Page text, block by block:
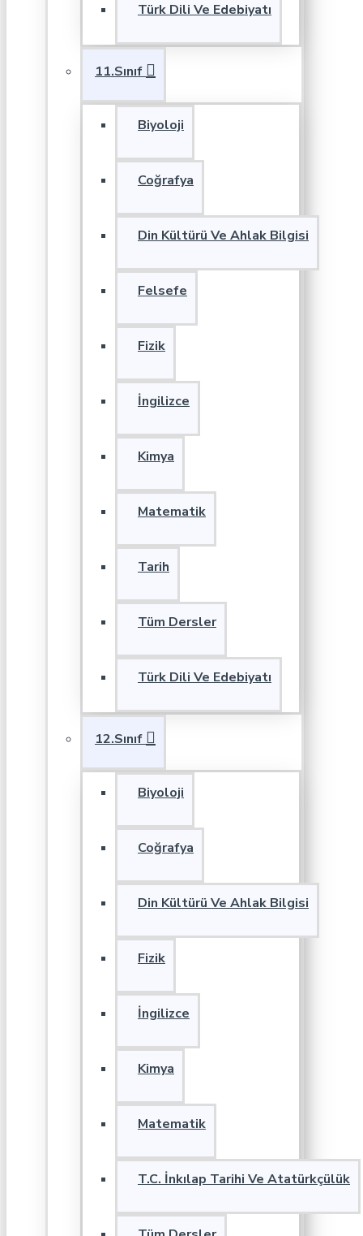
Türk Dili Ve Edebiyatı
11.Sınıf
Biyoloji
Coğrafya
Din Kültürü Ve Ahlak Bilgisi
Felsefe
Fizik
İngilizce
Kimya
Matematik
Tarih
Tüm Dersler
Türk Dili Ve Edebiyatı
12.Sınıf
Biyoloji
Coğrafya
Din Kültürü Ve Ahlak Bilgisi
Fizik
İngilizce
Kimya
Matematik
T.C. İnkılap Tarihi Ve Atatürkçülük